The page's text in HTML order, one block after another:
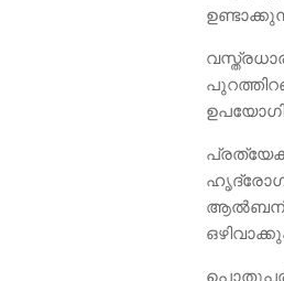
പ്രത്യേക